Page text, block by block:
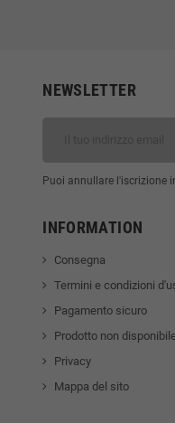
NEWSLETTER
Puoi annullare l'iscrizione
INFORMATION
Consegna
Termini e condizioni
Pagamento sicuro
Prodotto non
Privacy
Mappa del sito